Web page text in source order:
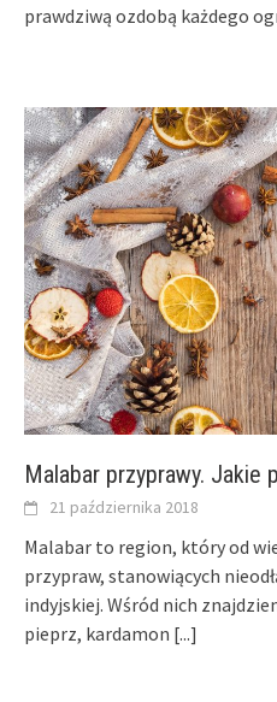
prawdziwą ozdobą każdego
Malabar przyprawy. Jakie
21 października 2018
Malabar to region, który od
przypraw, stanowiących
indyjskiej. Wśród nich
pieprz, kardamon [...]